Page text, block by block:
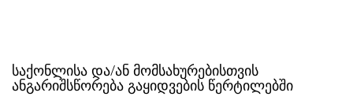
საქონლისა და/ან მომსახურებისთვის
ანგარიშსწორება გაყიდვების წერტილებში